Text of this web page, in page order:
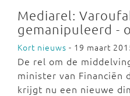
Mediarel:
gemanipuleerd -
Kort nieuws - 19 maart
De rel om de
minister van Financiën
krijgt nu een nieuwe